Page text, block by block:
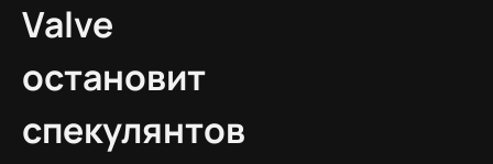
Valve
остановит
спекулянтов